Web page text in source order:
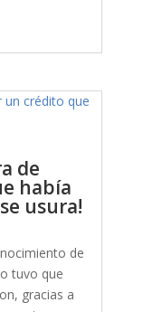
de
había
usura!
de
tuvo que
gracias a